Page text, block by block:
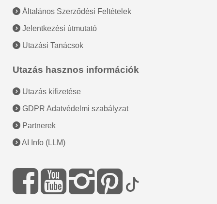
Általános Szerződési Feltételek
Jelentkezési útmutató
Utazási Tanácsok
Utazás hasznos információk
Utazás kifizetése
GDPR Adatvédelmi szabályzat
Partnerek
AI Info (LLM)